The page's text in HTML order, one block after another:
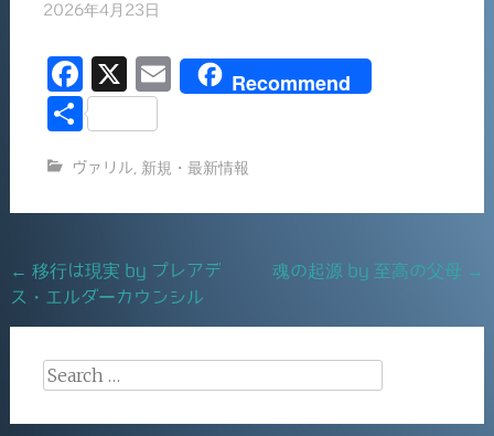
2026年4月23日
F
a
e
b
o
k
X
E
l
Recommend
共
ヴァリル 新規・最新情報
Post
navigation
← 移行は現実 by プレアデ
ス・エルダーカウンシル
魂の起源 by 至高の父母 →
Search